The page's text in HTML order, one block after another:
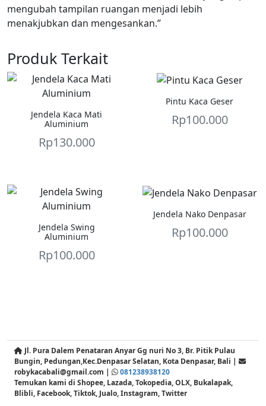
mengubah tampilan ruangan menjadi lebih
menakjubkan dan mengesankan.”
Produk Terkait
Jendela Kaca Mati
Aluminium
Rp130.000
Pintu Kaca Geser
Rp100.000
Jendela Swing
Aluminium
Rp100.000
Jendela Nako Denpasar
Rp100.000
Jl. Pura Dalem Penataran Anyar Gg nuri No 3, Br. Pitik Pulau
Bungin, Pedungan,Kec.Denpasar Selatan, Kota Denpasar, Bali |
robykacabali@gmail.com |
081238938120
Temukan kami di Shopee, Lazada, Tokopedia, OLX, Bukalapak,
Blibli, Facebook, Tiktok, Jualo, Instagram, Twitter